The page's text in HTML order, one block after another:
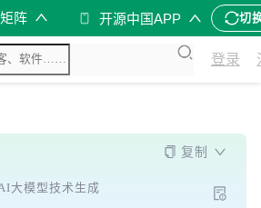
阵 开源中国APP 切
登录
复制
大模型技术生成